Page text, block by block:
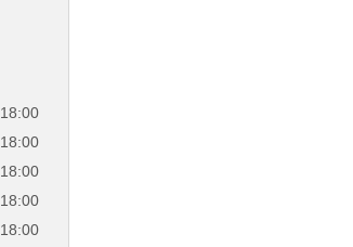
18:00
18:00
18:00
18:00
18:00